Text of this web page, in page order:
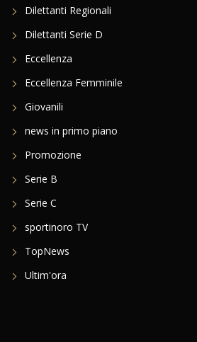
Dilettanti Regionali
Dilettanti Serie D
Eccellenza
Eccellenza Femminile
Giovanili
news in primo piano
Promozione
Serie B
Serie C
sportinoro TV
TopNews
Ultim'ora